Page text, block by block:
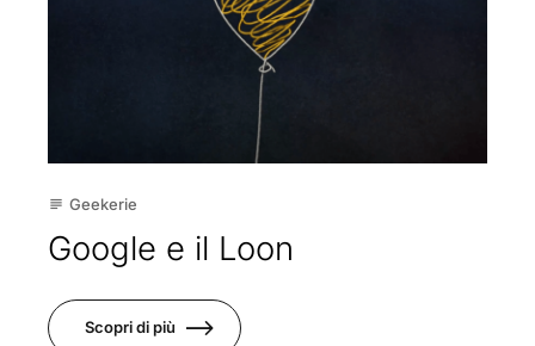
subject Geekerie
Google e il Loon
Scopri di più